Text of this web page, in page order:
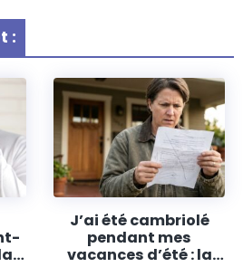
:
J’ai été cambriolé
pendant mes
vacances d’été : la